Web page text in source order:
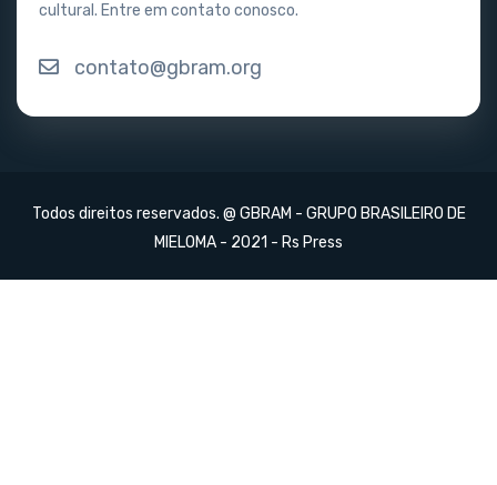
cultural. Entre em contato conosco.
contato@gbram.org
Todos direitos reservados. @ GBRAM - GRUPO BRASILEIRO DE
MIELOMA - 2021 - Rs Press